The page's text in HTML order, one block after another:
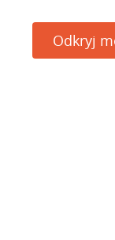
Odkryj